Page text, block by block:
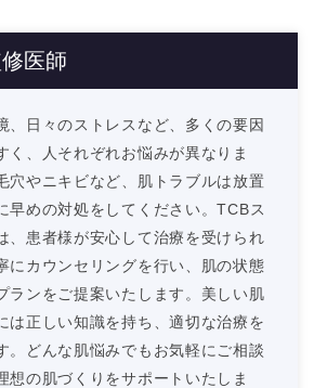
医師
、日々のストレスなど、多くの要因
く、人それぞれお悩みが異なりま
穴やニキビなど、肌トラブルは放置
早めの対処をしてください。TCBス
、患者様が安心して治療を受けられ
にカウンセリングを行い、肌の状態
ランをご提案いたします。美しい肌
は正しい知識を持ち、適切な治療を
。どんな肌悩みでもお気軽にご相談
想の肌づくりをサポートいたしま